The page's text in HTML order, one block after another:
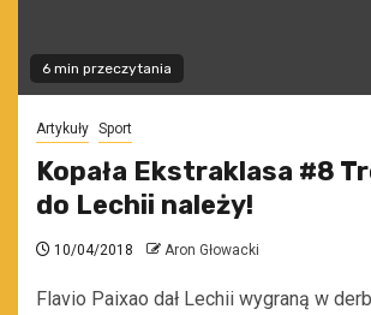
6 min przeczytania
Artykuły Sport
Kopała Ekstraklasa #8
do Lechii należy!
10/04/2018 Aron Głowacki
Flavio Paixao dał Lechii wygraną w